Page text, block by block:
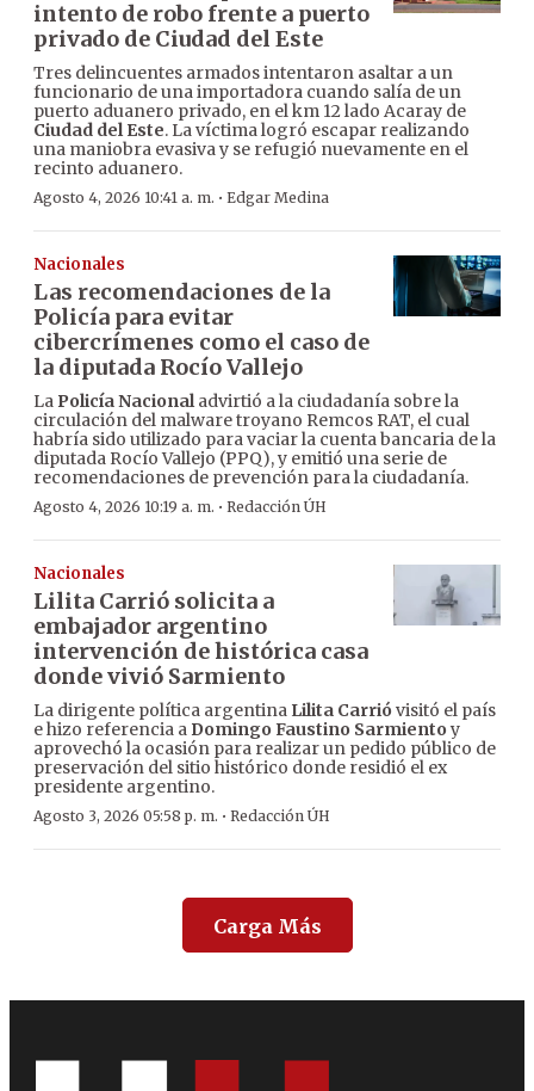
intento de robo frente a puerto
privado de Ciudad del Este
Tres delincuentes armados intentaron asaltar a un
funcionario de una importadora cuando salía de un
puerto aduanero privado, en el km 12 lado Acaray de
Ciudad del Este. La víctima logró escapar realizando
una maniobra evasiva y se refugió nuevamente en el
recinto aduanero.
Agosto 4, 2026 10:41 a. m. · Edgar Medina
Nacionales
Las recomendaciones de la
Policía para evitar
cibercrímenes como el caso de
la diputada Rocío Vallejo
La Policía Nacionaladvirtió a la ciudadanía sobre la
circulación del malware troyano Remcos RAT, el cual
habría sido utilizado para vaciar la cuenta bancaria de la
diputada Rocío Vallejo (PPQ), y emitió una serie de
recomendaciones de prevención para la ciudadanía.
Agosto 4, 2026 10:19 a. m. · Redacción ÚH
Nacionales
Lilita Carrió solicita a
embajador argentino
intervención de histórica casa
donde vivió Sarmiento
La dirigente política argentina Lilita Carrió visitó el país
e hizo referencia a Domingo Faustino Sarmiento y
aprovechó la ocasión para realizar un pedido público de
preservación del sitio histórico donde residió el ex
presidente argentino.
Agosto 3, 2026 05:58 p. m. · Redacción ÚH
Carga Más